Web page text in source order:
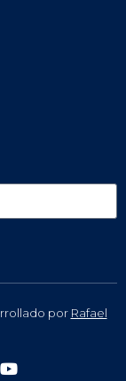
por Rafael